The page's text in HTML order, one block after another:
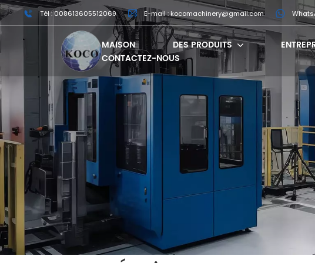
Tél : 008613605512069 E-mail : kocomachinery@gmail.com
MAISON DES PRODUITS
CONTACTEZ-NOUS